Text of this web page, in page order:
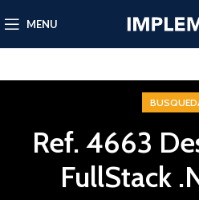
MENU
Ref. 4663
FullStack